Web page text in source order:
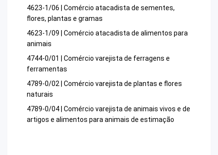
4623-1/06 | Comércio atacadista de sementes,
flores, plantas e gramas
4623-1/09 | Comércio atacadista de alimentos para
animais
4744-0/01 | Comércio varejista de ferragens e
ferramentas
4789-0/02 | Comércio varejista de plantas e flores
naturais
4789-0/04 | Comércio varejista de animais vivos e de
artigos e alimentos para animais de estimação